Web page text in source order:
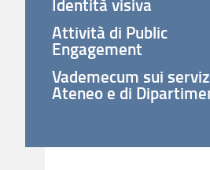
Attività di Public
Engagement
Vademecum sui
Ateneo e di